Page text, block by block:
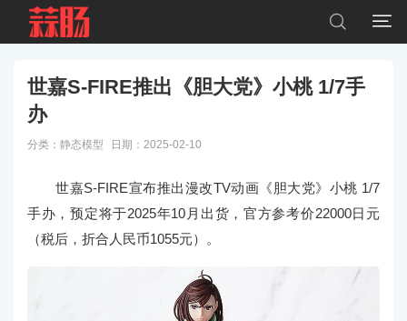


世嘉S-FIRE推出《胆大党》小桃 1/7手
办
分类： 静态模型 日期：2025-02-10
世嘉S-FIRE宣布推出漫改TV动画《胆大党》小桃 1/7
手办，预定将于2025年10月出货，官方参考价22000日元
（税后，折合人民币1055元）。